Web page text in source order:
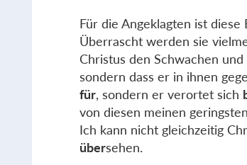
Für die Angeklagten ist
Überrascht werden sie
Christus den Schwachen
sondern dass er in ihnen
für, sondern er verortet sich
von diesen meinen
Ich kann nicht gleichzeitig
übersehen.